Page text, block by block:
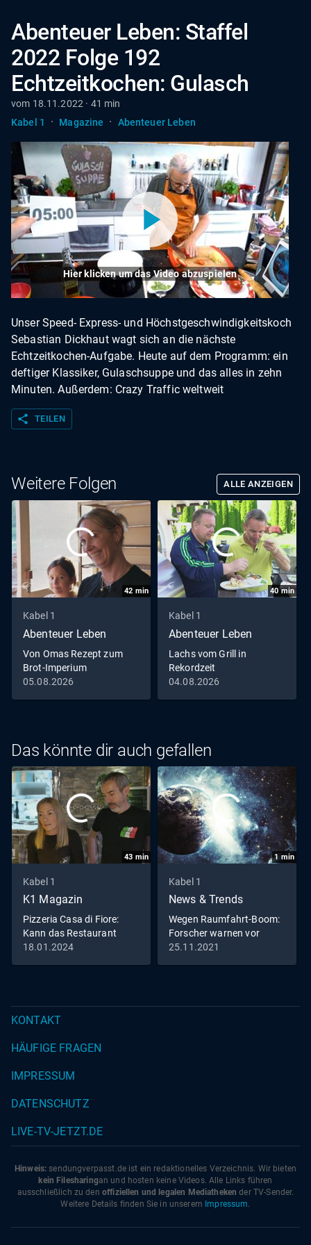
Abenteuer Leben: Staffel
2022 Folge 192
Echtzeitkochen: Gulasch
vom 18.11.2022 · 41 min
Kabel 1
· Magazine · Abenteuer Leben
Hier klicken um das Video abzuspielen
Unser Speed- Express- und Höchstgeschwindigkeitskoch
Sebastian Dickhaut wagt sich an die nächste
Echtzeitkochen-Aufgabe. Heute auf dem Programm: ein
deftiger Klassiker, Gulaschsuppe und das alles in zehn
Minuten. Außerdem: Crazy Traffic weltweit
share TEILEN
Weitere Folgen ALLE ANZEIGEN
42 min
Kabel 1
Abenteuer Leben
Von Omas Rezept zum
Brot-Imperium
05.08.2026
40min
Kabel 1
Abenteuer Leben
Lachs vom Grill in
Rekordzeit
04.08.2026
Das könnte dir auch gefallen
43 min
Kabel 1
K1 Magazin
Pizzeria Casa di Fiore:
Kann das Restaurant
dank Frank Rosin endlich
18.01.2024
1 min
Kabel 1
News & Trends
Wegen Raumfahrt-Boom:
Forscher warnen vor
bevorstehender Alien-
25.11.2021
KONTAKT
HÄUFIGE FRAGEN
IMPRESSUM
DATENSCHUTZ
LIVE-TV-JETZT.DE
Hinweis: sendungverpasst.de ist ein redaktionelles Verzeichnis. Wir bieten
kein Filesharingan und hosten keine Videos. Alle Links führen
ausschließlich zu den offiziellen und legalen Mediatheken der TV-Sender.
Weitere Details finden Sie in unserem Impressum.